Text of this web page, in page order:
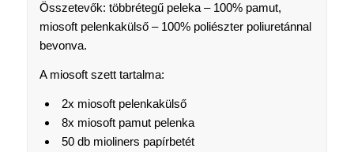
Összetevők: többrétegű peleka – 100% pamut,
miosoft pelenkakülső – 100% poliészter poliuretánnal
bevonva.
A miosoft szett tartalma:
2x miosoft pelenkakülső
8x miosoft pamut pelenka
50 db mioliners papírbetét